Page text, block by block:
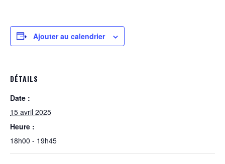
Ajouter au calendrier
DÉTAILS
Date :
15 avril 2025
Heure :
18h00 - 19h45